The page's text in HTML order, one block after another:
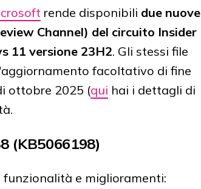
rende disponibili due nuove
Channel) del circuito Insider
11 versione 23H2. Gli stessi file
facoltativo di fine
ottobre 2025 (qui hai i dettagli di
(KB5066198)
e miglioramenti: